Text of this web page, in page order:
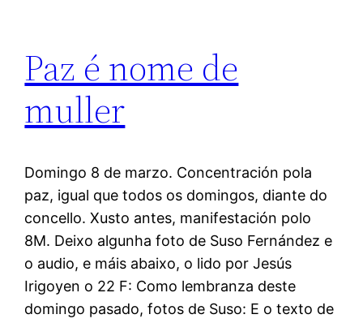
Paz é nome de
muller
Domingo 8 de marzo. Concentración pola
paz, igual que todos os domingos, diante do
concello. Xusto antes, manifestación polo
8M. Deixo algunha foto de Suso Fernández e
o audio, e máis abaixo, o lido por Jesús
Irigoyen o 22 F: Como lembranza deste
domingo pasado, fotos de Suso: E o texto de